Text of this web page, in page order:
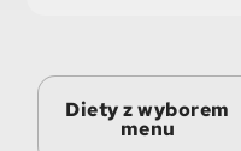
Diety z wyborem
menu